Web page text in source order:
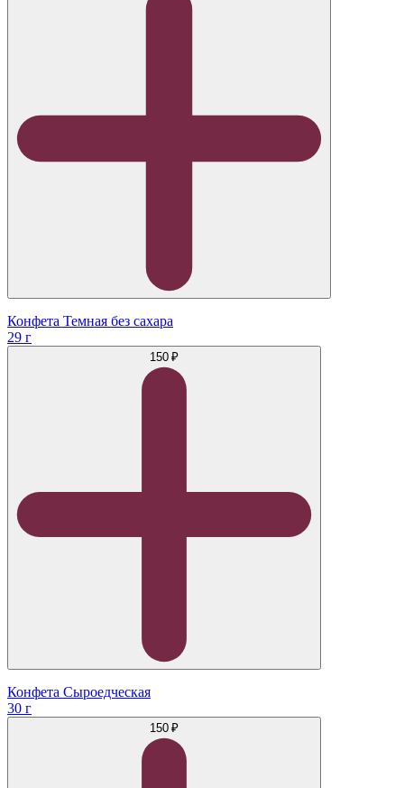
Конфета Темная без сахара
29 г
150 ₽
Конфета Сыроедческая
30 г
150 ₽